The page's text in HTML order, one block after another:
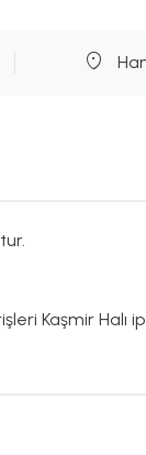
Kaşmir Halı